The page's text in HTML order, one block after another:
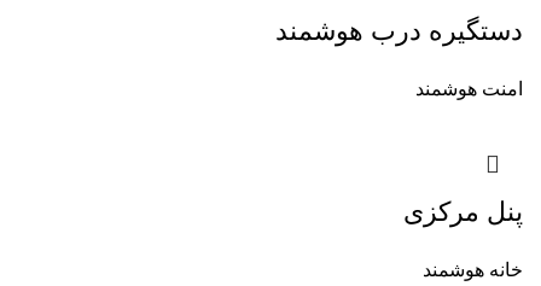
دستگیره درب هوشمند
امنت هوشمند
پنل مرکزی
خانه هوشمند